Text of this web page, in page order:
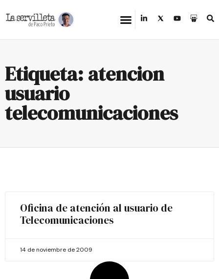
Etiqueta: atencion
usuario
telecomunicaciones
Oficina de atención al usuario de
Telecomunicaciones
14 de noviembre de 2009